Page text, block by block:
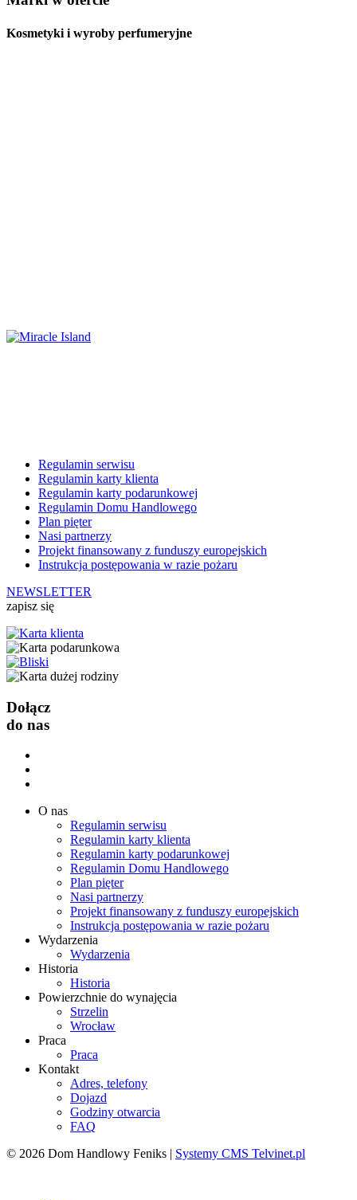
Kosmetyki i wyroby perfumeryjne
Regulamin serwisu
Regulamin karty klienta
Regulamin karty podarunkowej
Regulamin Domu Handlowego
Plan pięter
Nasi partnerzy
Projekt finansowany z funduszy europejskich
Instrukcja postępowania w razie pożaru
NEWSLETTER
zapisz się
Dołącz
do nas
O nas
Regulamin serwisu
Regulamin karty klienta
Regulamin karty podarunkowej
Regulamin Domu Handlowego
Plan pięter
Nasi partnerzy
Projekt finansowany z funduszy europejskich
Instrukcja postępowania w razie pożaru
Wydarzenia
Wydarzenia
Historia
Historia
Powierzchnie do wynajęcia
Strzelin
Wrocław
Praca
Praca
Kontakt
Adres, telefony
Dojazd
Godziny otwarcia
FAQ
© 2026 Dom Handlowy Feniks | Systemy CMS Telvinet.pl